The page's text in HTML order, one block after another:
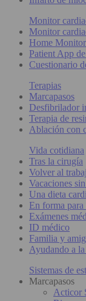
Monitor
Monitor
Home
Patient App
Cuestionario
Terapias
Marcapasos
Desfibrilador
Terapia de
Ablación con
Vida cotidiana
Tras la cirugía
Volver al
Vacaciones
Una dieta
En forma
Exámenes
ID médico
Familia y
Ayudando a
Sistemas de
Marcapasos
Acticor